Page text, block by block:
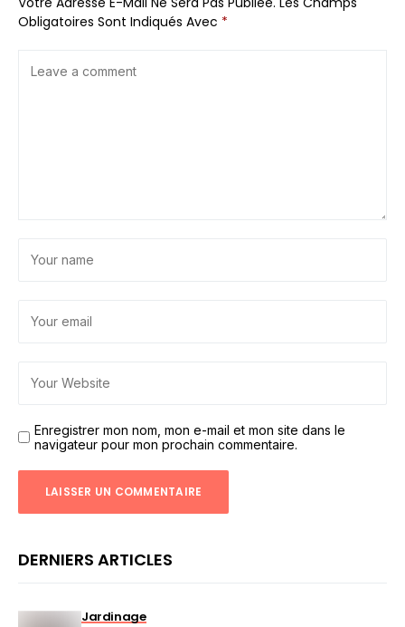
Obligatoires Sont Indiqués Avec *
Enregistrer mon nom, mon e-mail et mon site dans le
navigateur pour mon prochain commentaire.
DERNIERS ARTICLES
Jardinage